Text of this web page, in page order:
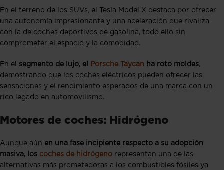
En el terreno de los SUVs, el Tesla Model X destaca por ofrecer
una autonomía impresionante y una aceleración que rivaliza
con la de coches deportivos de gasolina, todo ello sin
comprometer el espacio y la comodidad.
En el segmento de lujo, el Porsche Taycan ha roto moldes,
demostrando que los coches eléctricos pueden ofrecer las
sensaciones y el rendimiento esperados de una marca con un
rico legado en automovilismo.
Motores de coches: Hidrógeno
Aunque aún en una fase incipiente respecto a su adopción
masiva, los coches de hidrógeno representan una de las
alternativas más prometedoras a los combustibles fósiles ya